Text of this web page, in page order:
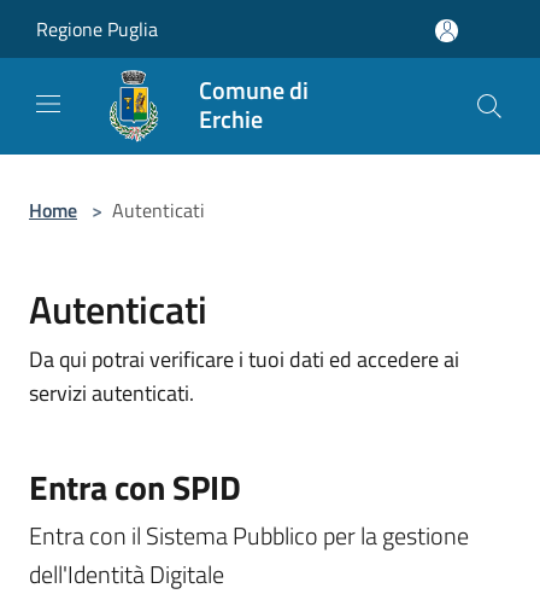
Regione Puglia
Comune di
Erchie
Home > Autenticati
Autenticati
Da qui potrai verificare i tuoi dati ed accedere ai
servizi autenticati.
Entra con SPID
Entra con il Sistema Pubblico per la gestione
dell'Identità Digitale